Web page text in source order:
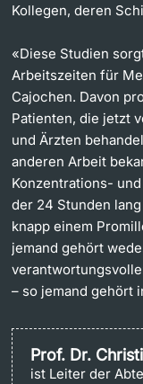
Kollegen, deren
Prof. Dr.
ist Leiter der
«Diese Studien
Arbeitszeiten für
Cajochen. Davon
Patienten, die jetzt
und Ärzten
anderen Arbeit
Konzentrations-
der 24 Stunden
knapp einem
jemand gehört
– so jemand gehört